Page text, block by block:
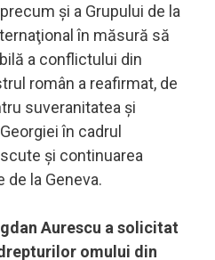
şi a Grupului de la
în măsură să
a conflictului din
român a reafirmat, de
suveranitatea şi
în cadrul
şi continuarea
la Geneva.
Aurescu a solicitat
omului din